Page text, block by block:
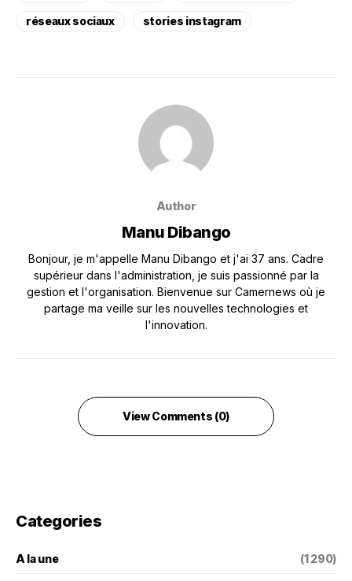
réseaux sociaux stories instagram
Author
Manu Dibango
Bonjour, je m'appelle Manu Dibango et j'ai 37 ans. Cadre
supérieur dans l'administration, je suis passionné par la
gestion et l'organisation. Bienvenue sur Camernews où je
partage ma veille sur les nouvelles technologies et
l'innovation.
View Comments (0)
Categories
A la une (1 290)